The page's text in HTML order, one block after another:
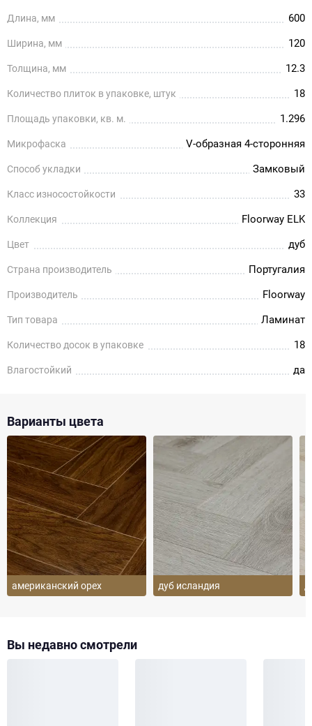
Длина, мм 600
Ширина, мм 120
Толщина, мм 12.3
Количество плиток в упаковке, штук 18
Площадь упаковки, кв. м. 1.296
Микрофаска V-образная 4-сторонняя
Способ укладки Замковый
Класс износостойкости 33
Коллекция Floorway ELK
Цвет дуб
Страна производитель Португалия
Производитель Floorway
Тип товара Ламинат
Количество досок в упаковке 18
Влагостойкий да
Варианты цвета
американский орех дуб исландия
Вы недавно смотрели